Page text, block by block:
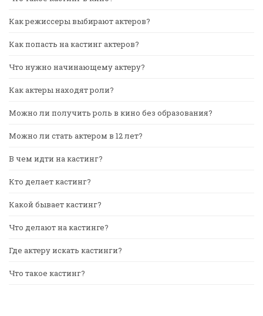
Как режиссеры выбирают актеров?
Как попасть на кастинг актеров?
Что нужно начинающему актеру?
Как актеры находят роли?
Можно ли получить роль в кино без образования?
Можно ли стать актером в 12 лет?
В чем идти на кастинг?
Кто делает кастинг?
Какой бывает кастинг?
Что делают на кастинге?
Где актеру искать кастинги?
Что такое кастинг?